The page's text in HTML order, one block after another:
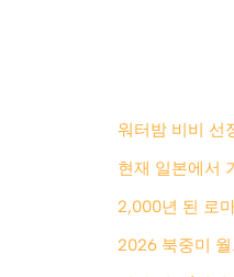
워터밤 비비 선
현재 일본에서
2,000년 된 로
2026 북중미